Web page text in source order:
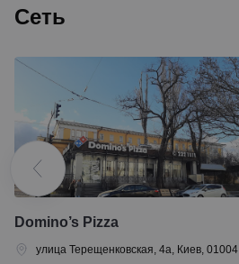
Сеть
Domino’s Pizza
улица Терещенковская, 4а, Киев, 01004